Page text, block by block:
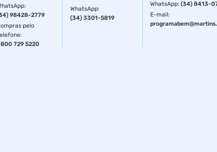
:
98428-2779
pelo
:
729 5220
WhatsApp:
(34) 3301-5819
WhatsApp:(34) 8413-
E-mail: